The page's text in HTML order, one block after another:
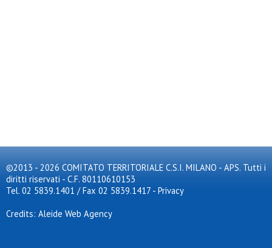
©2013 - 2026 COMITATO TERRITORIALE C.S.I. MILANO - APS. Tutti i
diritti riservati - C.F. 80110610153
Tel. 02 5839.1401 / Fax 02 5839.1417 - Privacy
Credits: Aleide Web Agency